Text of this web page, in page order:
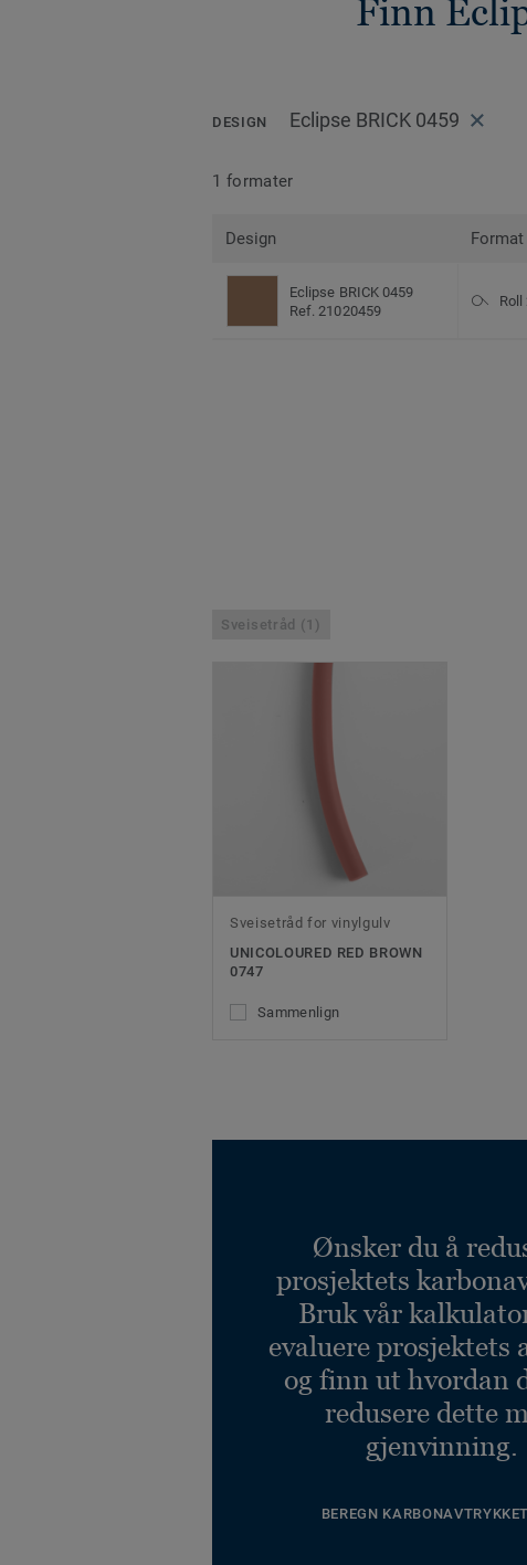
Finn
DESIGN Eclipse BRICK 0459
1 formater
Design Format
Eclipse BRICK 0459
Ref. 21020459
Roll
Sveisetråd (1)
Sveisetråd for vinylgulv
UNICOLOURED RED BROWN
0747
Sammenlign
Ønsker du å
prosjektets
Bruk vår
evaluere prosjektets
og finn ut hvordan
redusere dette
gjenvinning.
BEREGN KARBONAVTRYKKET